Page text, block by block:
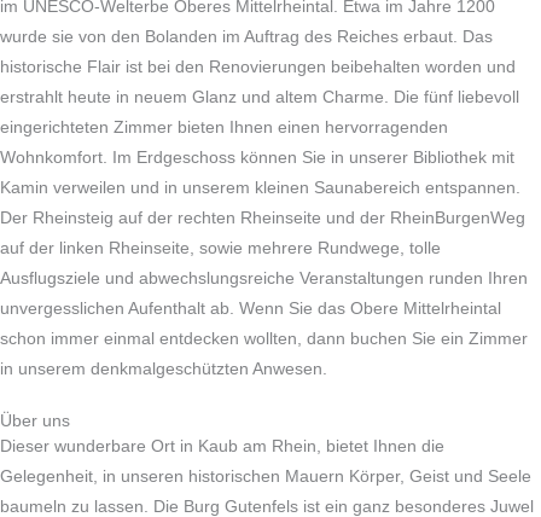
im UNESCO-Welterbe Oberes Mittelrheintal. Etwa im Jahre 1200
wurde sie von den Bolanden im Auftrag des Reiches erbaut. Das
historische Flair ist bei den Renovierungen beibehalten worden und
erstrahlt heute in neuem Glanz und altem Charme. Die fünf liebevoll
eingerichteten Zimmer bieten Ihnen einen hervorragenden
Wohnkomfort. Im Erdgeschoss können Sie in unserer Bibliothek mit
Kamin verweilen und in unserem kleinen Saunabereich entspannen.
Der Rheinsteig auf der rechten Rheinseite und der RheinBurgenWeg
auf der linken Rheinseite, sowie mehrere Rundwege, tolle
Ausflugsziele und abwechslungsreiche Veranstaltungen runden Ihren
unvergesslichen Aufenthalt ab. Wenn Sie das Obere Mittelrheintal
schon immer einmal entdecken wollten, dann buchen Sie ein Zimmer
in unserem denkmalgeschützten Anwesen.
Über uns
Dieser wunderbare Ort in Kaub am Rhein, bietet Ihnen die
Gelegenheit, in unseren historischen Mauern Körper, Geist und Seele
baumeln zu lassen. Die Burg Gutenfels ist ein ganz besonderes Juwel